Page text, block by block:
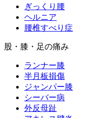
ぎっくり腰
ヘルニア
腰椎すべり症
股・膝・足の痛み
ランナー膝
半月板損傷
ジャンパー膝
シーバー病
外反母趾